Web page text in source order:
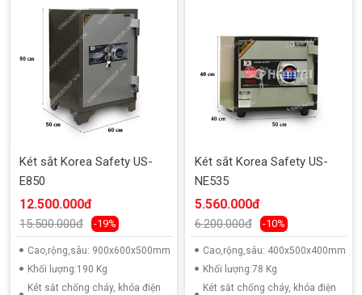
Két sắt Korea Safety US-
E850
12.500.000đ
15.500.000đ -19%
Cao,rộng,sâu: 900x600x500mm
Khối lượng:190 Kg
Két sắt chống cháy, khóa điện
Két sắt Korea Safety US-
NE535
5.560.000đ
6.200.000đ -10%
Cao,rộng,sâu: 400x500x400mm
Khối lượng:78 Kg
Két sắt chống cháy, khóa điện